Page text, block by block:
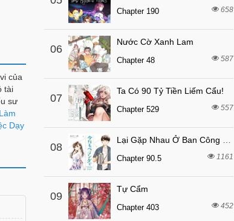
của
tài
sư
Dạy
Chapter 190 658
06
Nước Cờ Xanh Lam
Chapter 48 587
07
Ta Có 90 Tỷ Tiền Liếm Cẩu!
Chapter 529 557
08
Chapter 90.5 1161
09
Tự Cẩm
Chapter 403 452